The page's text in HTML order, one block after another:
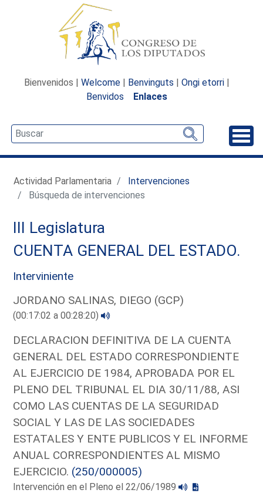
Bienvenidos | Welcome | Benvinguts | Ongi etorri |
Benvidos
Enlaces
Actividad Parlamentaria
Intervenciones
Búsqueda de intervenciones
III Legislatura
CUENTA GENERAL DEL ESTADO.
Interviniente
JORDANO SALINAS, DIEGO (GCP)
(00:17:02 a 00:28:20)
DECLARACION DEFINITIVA DE LA CUENTA
GENERAL DEL ESTADO CORRESPONDIENTE
AL EJERCICIO DE 1984, APROBADA POR EL
PLENO DEL TRIBUNAL EL DIA 30/11/88, ASI
COMO LAS CUENTAS DE LA SEGURIDAD
SOCIAL Y LAS DE LAS SOCIEDADES
ESTATALES Y ENTE PUBLICOS Y EL INFORME
ANUAL CORRESPONDIENTES AL MISMO
EJERCICIO. (250/000005)
Intervención en el Pleno el 22/06/1989